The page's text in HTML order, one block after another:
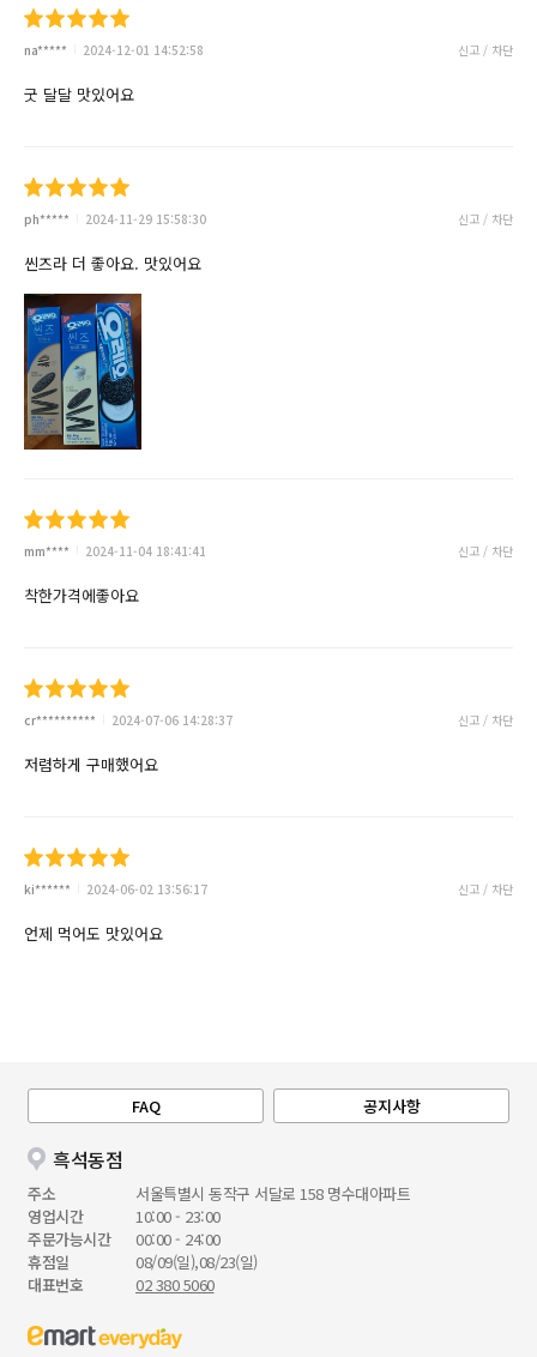
na***** 2024-12-01 14:52:58 신고 / 차단
굿 달달 맛있어요
ph***** 2024-11-29 15:58:30 신고 / 차단
씬즈라 더 좋아요. 맛있어요
mm**** 2024-11-04 18:41:41 신고 / 차단
착한가격에좋아요
cr********** 2024-07-06 14:28:37 신고 / 차단
저렴하게 구매했어요
ki****** 2024-06-02 13:56:17 신고 / 차단
언제 먹어도 맛있어요
FAQ 공지사항
흑석동점
주소
서울특별시 동작구 서달로 158 명수대아파트
영업시간
10:00 - 23:00
주문가능시간
00:00 - 24:00
휴점일
08/09(일),08/23(일)
대표번호
02 380 5060